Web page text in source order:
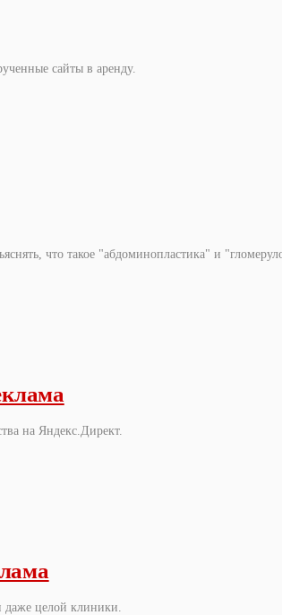
сайты в аренду.
что такое "абдоминопластика" и
на Яндекс.Директ.
даже целой клиники.